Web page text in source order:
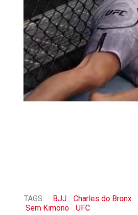
TAGS: BJJ Charles do Bronx
Sem Kimono
UFC